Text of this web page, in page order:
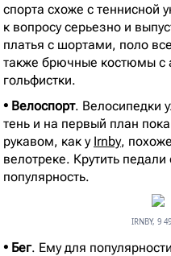
спорта схоже с
к вопросу серьезно и
платья с шортами, поло
также брючные костюмы с
гольфистки.
• Велоспорт. Велосипедки
тень и на первый план
рукавом, как у Irnby,
велотреке. Крутить
популярность.
IRNBY, 9
• Бег. Ему для